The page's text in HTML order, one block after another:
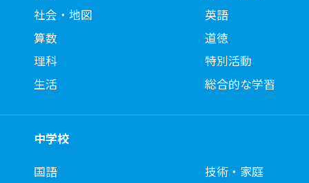
社会・地図
算数
理科
生活
英語
道徳
特別活動
総合的な学習
中学校
国語
技術・家庭